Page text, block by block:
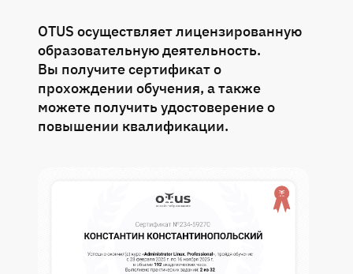
OTUS осуществляет лицензированную
образовательную деятельность.
Вы получите сертификат о
прохождении обучения, а также
можете получить удостоверение о
повышении квалификации.